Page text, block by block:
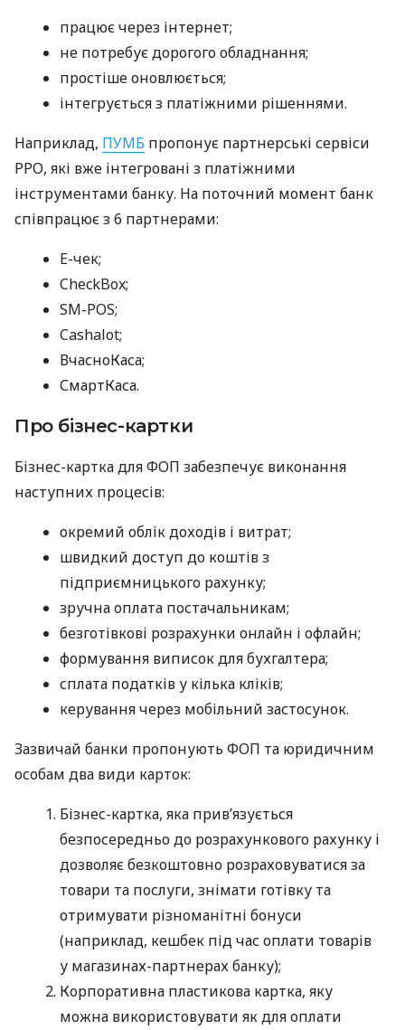
працює через інтернет;
не потребує дорогого обладнання;
простіше оновлюється;
інтегрується з платіжними рішеннями.
Наприклад, ПУМБ пропонує партнерські сервіси
РРО, які вже інтегровані з платіжними
інструментами банку. На поточний момент банк
співпрацює з 6 партнерами:
E-чек;
CheckBox;
SM-POS;
Cashalot;
ВчасноКаса;
СмартКаса.
Про бізнес-картки
Бізнес-картка для ФОП забезпечує виконання
наступних процесів:
окремий облік доходів і витрат;
швидкий доступ до коштів з
підприємницького рахунку;
зручна оплата постачальникам;
безготівкові розрахунки онлайн і офлайн;
формування виписок для бухгалтера;
сплата податків у кілька кліків;
керування через мобільний застосунок.
Зазвичай банки пропонують ФОП та юридичним
особам два види карток:
Бізнес-картка, яка прив’язується
безпосередньо до розрахункового рахунку і
дозволяє безкоштовно розраховуватися за
товари та послуги, знімати готівку та
отримувати різноманітні бонуси
(наприклад, кешбек під час оплати товарів
у магазинах-партнерах банку);
Корпоративна пластикова картка, яку
можна використовувати як для оплати